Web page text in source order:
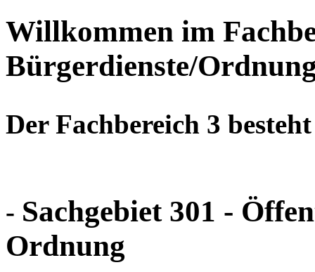
Willkommen im
Bürgerdienste/
Der Fachbereich 3
- Sachgebiet 301 -
Ordnung